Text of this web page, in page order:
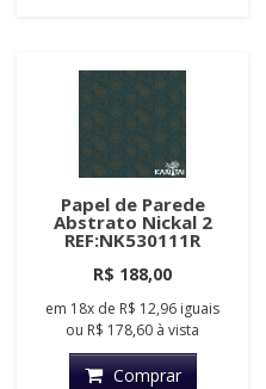
Papel de Parede
Abstrato Nickal 2
REF:NK530111R
R$ 188,00
em 18x de R$ 12,96 iguais
ou R$ 178,60 à vista
Comprar